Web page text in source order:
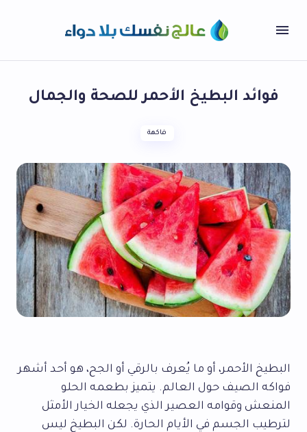
فوائد البطيخ الأحمر للصحة والجمال
فاكهة
البطيخ الأحمر، أو ما يُعرف بالرقي أو الجح، هو أحد أشهر
فواكه الصيف حول العالم. يتميز بطعمه الحلو
المنعش وقوامه العصير الذي يجعله الخيار الأمثل
لترطيب الجسم في الأيام الحارة. لكن البطيخ ليس